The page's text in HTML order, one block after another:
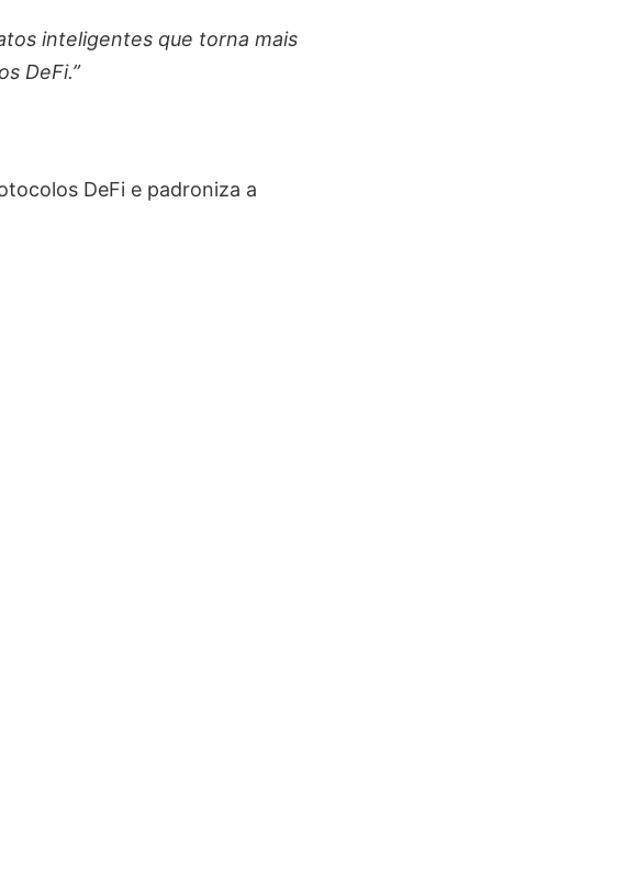
inteligentes que torna mais
DeFi.”
DeFi e padroniza a